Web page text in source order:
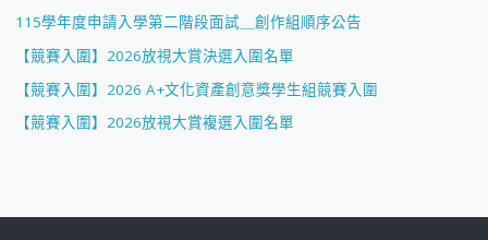
115學年度申請入學第二階段面試＿創作組順序公告
【競賽入圍】2026放視大賞決選入圍名單
【競賽入圍】2026 A+文化資產創意獎學生組競賽入圍
【競賽入圍】2026放視大賞複選入圍名單